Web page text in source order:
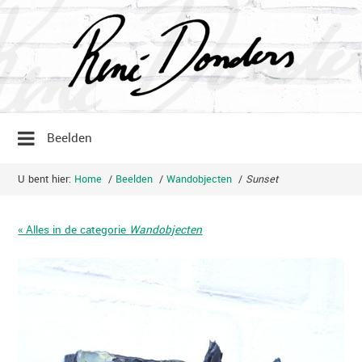
Beelden
U bent hier: Home / Beelden /Wandobjecten / Sunset
« Alles in de categorie Wandobjecten